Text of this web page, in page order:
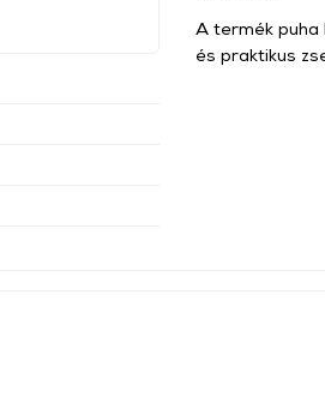
A termék puha
és praktikus